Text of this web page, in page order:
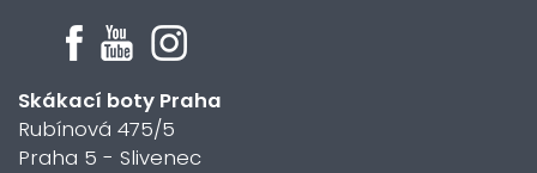
Skákací boty Praha
Rubínová 475/5
Praha 5 - Slivenec